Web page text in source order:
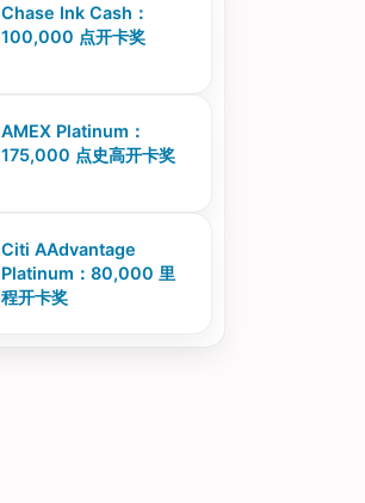
Chase Ink Cash：
100,000 点开卡奖
AMEX Platinum：
175,000 点史高开卡奖
Citi AAdvantage
Platinum：80,000 里
程开卡奖